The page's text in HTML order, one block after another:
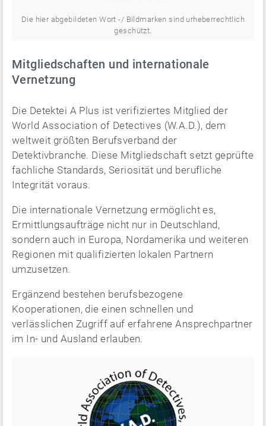
Die hier abgebildeten Wort -/ Bildmarken sind urheberrechtlich
geschützt.
Mitgliedschaften und internationale
Vernetzung
Die Detektei A Plus ist verifiziertes Mitglied der
World Association of Detectives (W.A.D.), dem
weltweit größten Berufsverband der
Detektivbranche. Diese Mitgliedschaft setzt geprüfte
fachliche Standards, Seriosität und berufliche
Integrität voraus.
Die internationale Vernetzung ermöglicht es,
Ermittlungsaufträge nicht nur in Deutschland,
sondern auch in Europa, Nordamerika und weiteren
Regionen mit qualifizierten lokalen Partnern
umzusetzen.
Ergänzend bestehen berufsbezogene
Kooperationen, die einen schnellen und
verlässlichen Zugriff auf erfahrene Ansprechpartner
im In- und Ausland erlauben.